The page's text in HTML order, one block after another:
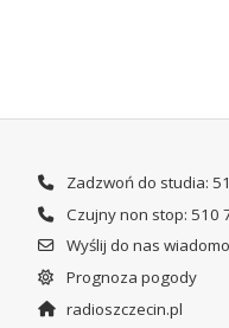
Zadzwoń do studia:
Czujny non stop: 510
Wyślij do nas
Prognoza pogody
radioszczecin.pl